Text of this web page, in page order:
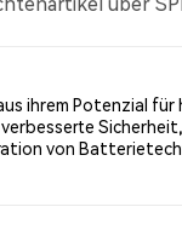
ihrem Potenzial für
von